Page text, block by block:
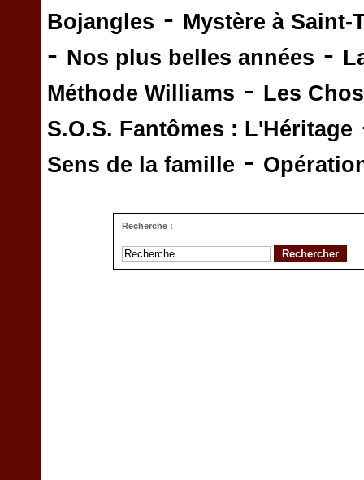
Bojangles - Mystère à Saint-
- Nos plus belles années -
Méthode Williams - Les
S.O.S. Fantômes : L'Héritage
Sens de la famille -
Recherche :